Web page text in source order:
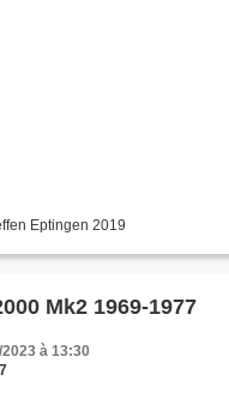
Eptingen 2019
Mk2 1969-1977
à 13:30